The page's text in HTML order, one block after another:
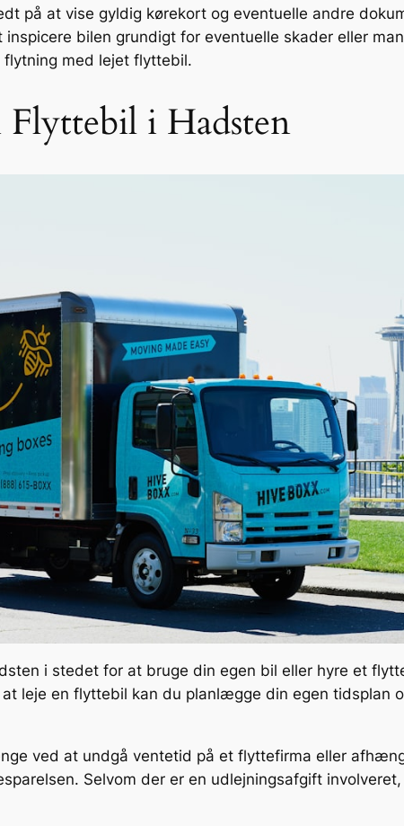
på at vise gyldig kørekort og eventuelle andre
bilen grundigt for eventuelle skader eller
med lejet flyttebil.
Flyttebil i Hadsten
i stedet for at bruge din egen bil eller hyre et
leje en flyttebil kan du planlægge din egen tidsplan
ved at undgå ventetid på et flyttefirma eller
Selvom der er en udlejningsafgift